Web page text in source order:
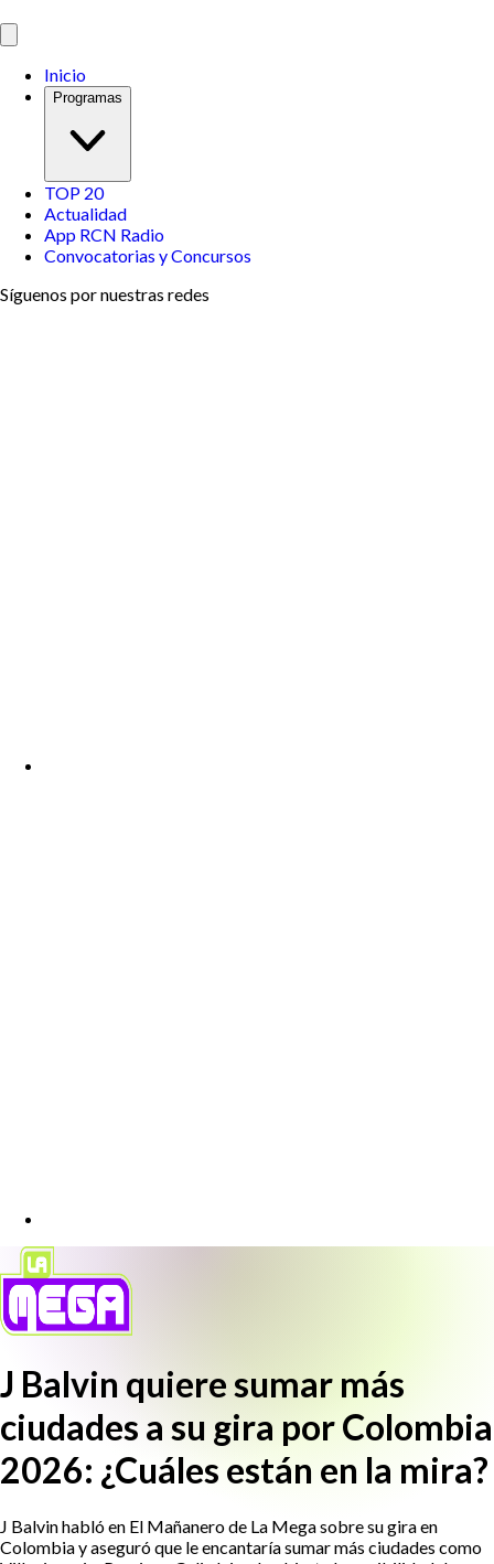
Inicio
Programas
TOP 20
Actualidad
App RCN Radio
Convocatorias y Concursos
Síguenos por nuestras redes
J Balvin quiere sumar más
ciudades a su gira por Colombia
2026: ¿Cuáles están en la mira?
J Balvin habló en El Mañanero de La Mega sobre su gira en
Colombia y aseguró que le encantaría sumar más ciudades como